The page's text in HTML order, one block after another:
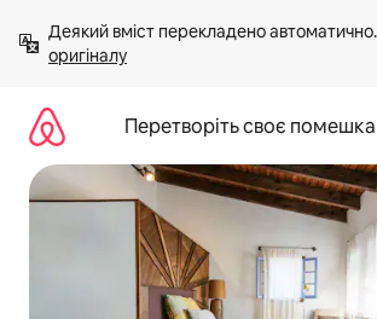
вмісту
Деякий вміст перекладено автоматично.
оригіналу
Перетворіть своє